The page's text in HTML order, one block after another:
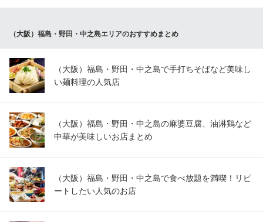
（大阪）福島・野田・中之島エリアのおすすめまとめ
（大阪）福島・野田・中之島で手打ちそばなど美味し
い麺料理の人気店
（大阪）福島・野田・中之島の麻婆豆腐、油淋鶏など
中華が美味しいお店まとめ
（大阪）福島・野田・中之島で食べ放題を満喫！リピ
ートしたい人気のお店